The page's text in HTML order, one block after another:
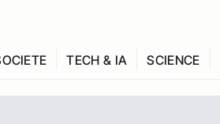
TECH & IA SCIENCE